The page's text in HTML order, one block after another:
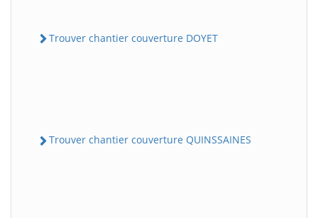
Trouver chantier couverture DOYET
Trouver chantier couverture QUINSSAINES